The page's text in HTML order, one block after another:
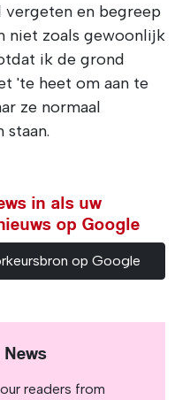
vergeten en begreep
niet zoals gewoonlijk
ik de grond
'te heet om aan te
ze normaal
in als uw
op Google
op Google
readers from